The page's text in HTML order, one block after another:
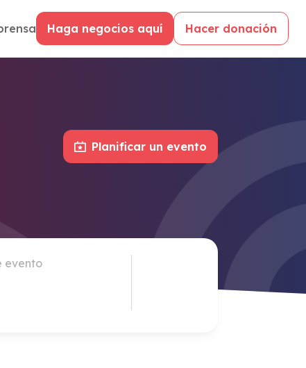
Haga negocios aquí Hacer donación
Planificar un evento
evento